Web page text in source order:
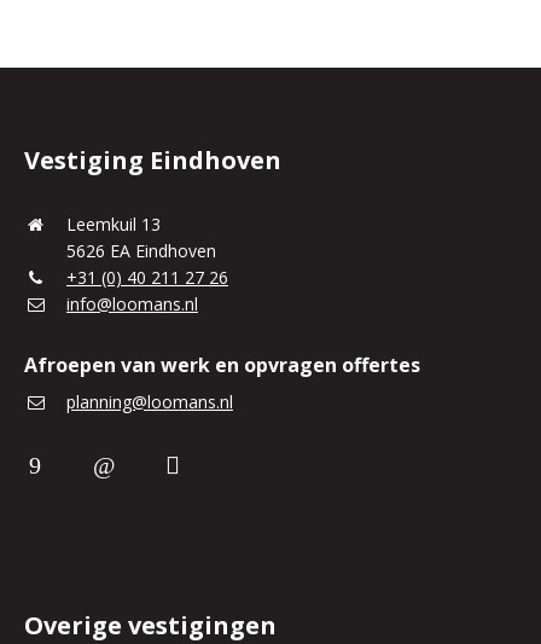
Vestiging Eindhoven
Leemkuil 13
5626 EA Eindhoven
+31 (0) 40 211 27 26
info@loomans.nl
Afroepen van werk en opvragen offertes
planning@loomans.nl
Overige vestigingen